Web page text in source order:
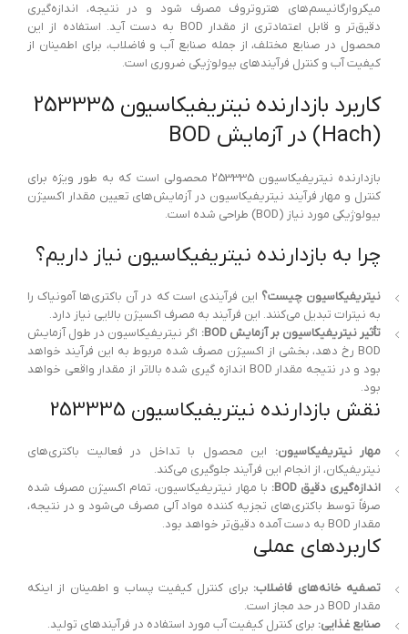
میکروارگانیسم‌های هتروتروف مصرف شود و در نتیجه، اندازه‌گیری
دقیق‌تر و قابل اعتمادتری از مقدار BOD به دست آید. استفاده از این
محصول در صنایع مختلف، از جمله صنایع آب و فاضلاب، برای اطمینان از
کیفیت آب و کنترل فرآیندهای بیولوژیکی ضروری است.
کاربرد بازدارنده نیتریفیکاسیون 253335
(Hach) در آزمایش BOD
بازدارنده نیتریفیکاسیون 253335 محصولی است که به طور ویژه برای
کنترل و مهار فرآیند نیتریفیکاسیون در آزمایش‌های تعیین مقدار اکسیژن
بیولوژیکی مورد نیاز (BOD) طراحی شده است.
چرا به بازدارنده نیتریفیکاسیون نیاز داریم؟
نیتریفیکاسیون چیست؟ این فرآیندی است که در آن باکتری‌ها آمونیاک را
به نیترات تبدیل می‌کنند. این فرآیند به مصرف اکسیژن بالایی نیاز دارد.
تأثیر نیتریفیکاسیون بر آزمایش BOD:
اگر نیتریفیکاسیون در طول آزمایش
BOD رخ دهد، بخشی از اکسیژن مصرف شده مربوط به این فرآیند خواهد
بود و در نتیجه مقدار BOD اندازه گیری شده بالاتر از مقدار واقعی خواهد
بود.
نقش بازدارنده نیتریفیکاسیون 253335
مهار نیتریفیکاسیون: این محصول با تداخل در فعالیت باکتری‌های
نیتریفیکان، از انجام این فرآیند جلوگیری می‌کند.
اندازه‌گیری دقیق BOD:
با مهار نیتریفیکاسیون، تمام اکسیژن مصرف شده
صرفاً توسط باکتری‌های تجزیه کننده مواد آلی مصرف می‌شود و در نتیجه،
مقدار BOD به دست آمده دقیق‌تر خواهد بود.
کاربردهای عملی
تصفیه خانه‌های فاضلاب: برای کنترل کیفیت پساب و اطمینان از اینکه
مقدار BOD در حد مجاز است.
صنایع غذایی: برای کنترل کیفیت آب مورد استفاده در فرآیندهای تولید.